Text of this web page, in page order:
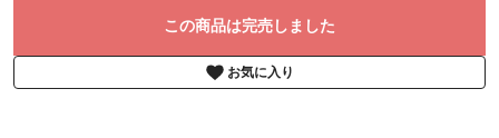
この商品は完売しました
お気に入り